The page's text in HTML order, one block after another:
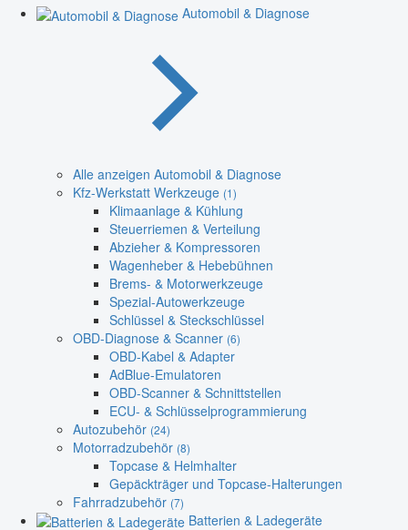
Automobil & Diagnose
Alle anzeigen Automobil & Diagnose
Kfz-Werkstatt Werkzeuge (1)
Klimaanlage & Kühlung
Steuerriemen & Verteilung
Abzieher & Kompressoren
Wagenheber & Hebebühnen
Brems- & Motorwerkzeuge
Spezial-Autowerkzeuge
Schlüssel & Steckschlüssel
OBD-Diagnose & Scanner (6)
OBD-Kabel & Adapter
AdBlue-Emulatoren
OBD-Scanner & Schnittstellen
ECU- & Schlüsselprogrammierung
Autozubehör (24)
Motorradzubehör (8)
Topcase & Helmhalter
Gepäckträger und Topcase-Halterungen
Fahrradzubehör (7)
Batterien & Ladegeräte